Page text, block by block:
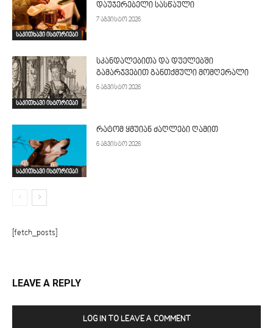
საკითხავი ისტორიები
დაუჯერებელი სასწაული
7 აგვისტო 2026
საკითხავი ისტორიები
სკანდალებითა და დუელებში
გამარჯვებით განთქმული მომღერალი
6 აგვისტო 2026
საკითხავი ისტორიები
რატომ ყმუიან ძაღლები ღამით
6 აგვისტო 2026
[fetch_posts]
LEAVE A REPLY
LOG IN TO LEAVE A COMMENT